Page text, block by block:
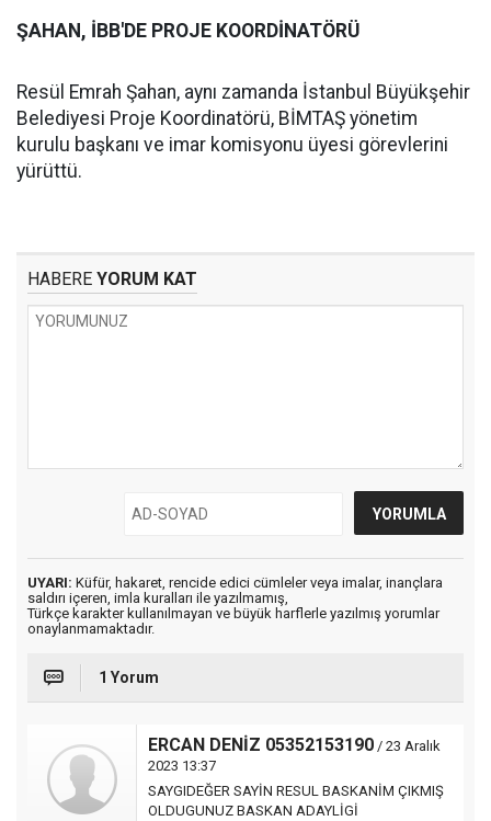
ŞAHAN, İBB'DE PROJE KOORDİNATÖRÜ
Resül Emrah Şahan, aynı zamanda İstanbul Büyükşehir
Belediyesi Proje Koordinatörü, BİMTAŞ yönetim
kurulu başkanı ve imar komisyonu üyesi görevlerini
yürüttü.
HABERE YORUM KAT
UYARI: Küfür, hakaret, rencide edici cümleler veya imalar, inançlara
saldırı içeren, imla kuralları ile yazılmamış,
Türkçe karakter kullanılmayan ve büyük harflerle yazılmış yorumlar
onaylanmamaktadır.
1 Yorum
ERCAN DENİZ 05352153190 / 23 Aralık
2023 13:37
SAYGIDEĞER SAYİN RESUL BASKANİM ÇIKMIŞ
OLDUGUNUZ BASKAN ADAYLİGİ